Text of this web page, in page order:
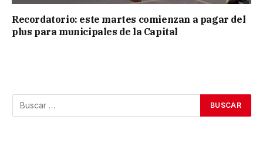
Recordatorio: este martes comienzan a pagar del
plus para municipales de la Capital